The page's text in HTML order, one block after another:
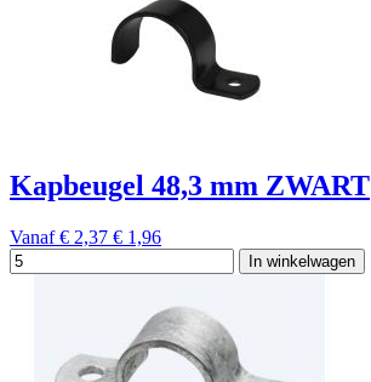
Kapbeugel 48,3 mm ZWART
Vanaf € 2,37 € 1,96
In winkelwagen